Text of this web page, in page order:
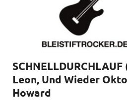
Leon, Und Wieder
Howard